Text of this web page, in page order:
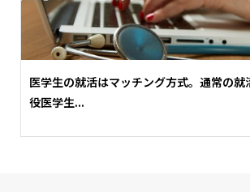
医学生の就活はマッチング方式。通常の就
役医学生...